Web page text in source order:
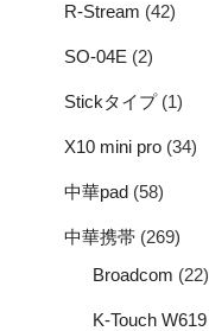
R-Stream (42)
SO-04E (2)
Stickタイプ(1)
X10 mini pro (34)
中華pad (58)
中華携帯 (269)
Broadcom (22)
K-Touch W619